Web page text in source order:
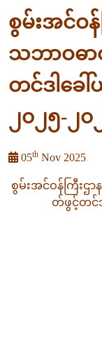
စွမ်းအင်ဝန်
သဘာဝဓာ
တင်ဒါခေါ်
၂၀၂၅-၂၀
05th Nov 2025
စွမ်းအင်ဝန်ကြီးဌာ
တ်ဖွင့်တင်ဒ